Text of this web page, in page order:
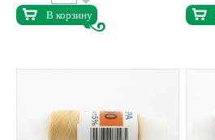
В корзину